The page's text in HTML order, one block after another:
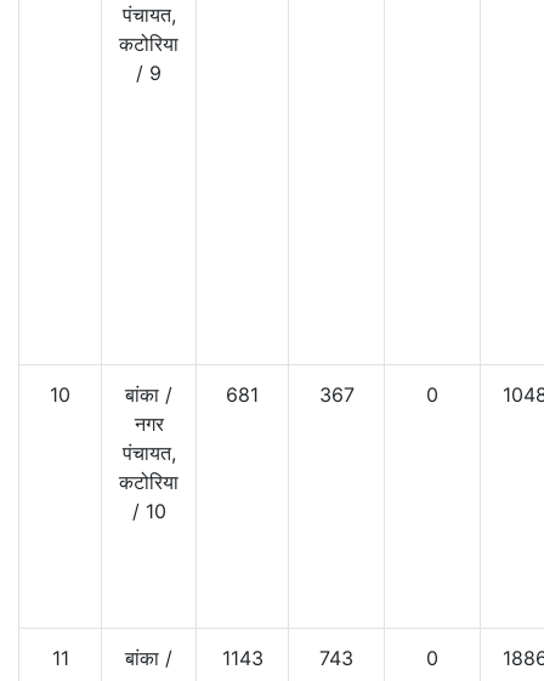
पंचायत,
कटोरिया
/ 9
10 बांका /
नगर
पंचायत,
कटोरिया
/ 10
681 367 0
11 बांका /
1143 743 0